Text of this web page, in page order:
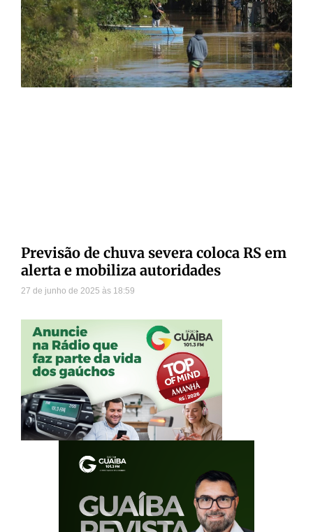
Previsão de chuva severa coloca RS em
alerta e mobiliza autoridades
27 de junho de 2025 18:59